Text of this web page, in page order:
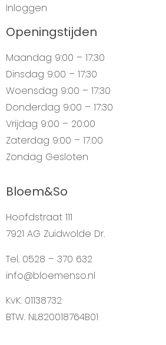
Inloggen
Openingstijden
Maandag 9:00 – 17:30
Dinsdag 9:00 – 17:30
Woensdag 9:00 – 17:30
Donderdag 9:00 – 17:30
Vrijdag 9:00 – 20:00
Zaterdag 9:00 – 17.00
Zondag Gesloten
Bloem&So
Hoofdstraat 111
7921 AG Zuidwolde Dr.
Tel. 0528 – 370 632
info@bloemenso.nl
KvK. 01138732
BTW. NL820018764B01